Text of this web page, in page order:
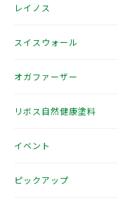
レイノス
スイスウォール
オガファーザー
リボス自然健康塗料
イベント
ピックアップ